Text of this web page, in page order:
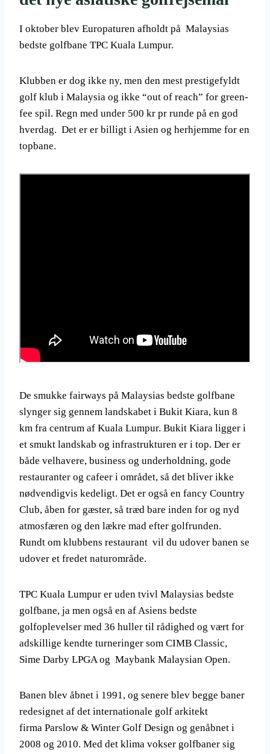
I oktober blev Europaturen afholdt på Malaysias
bedste golfbane TPC Kuala Lumpur.
Klubben er dog ikke ny, men den mest prestigefyldt
golf klub i Malaysia og ikke “out of reach” for green-
fee spil. Regn med under 500 kr pr runde på en god
hverdag. Det er er billigt i Asien og herhjemme for en
topbane.
De smukke fairways på Malaysias bedste golfbane
slynger sig gennem landskabet i Bukit Kiara, kun 8
km fra centrum af Kuala Lumpur. Bukit Kiara ligger i
et smukt landskab og infrastrukturen er i top. Der er
både velhavere, business og underholdning, gode
restauranter og cafeer i området, så det bliver ikke
nødvendigvis kedeligt. Det er også en fancy Country
Club, åben for gæster, så træd bare inden for og nyd
atmosfæren og den lækre mad efter golfrunden.
Rundt om klubbens restaurant vil du udover banen se
udover et fredet naturområde.
TPC Kuala Lumpur er uden tvivl Malaysias bedste
golfbane, ja men også en af Asiens bedste
golfoplevelser med 36 huller til rådighed og vært for
adskillige kendte turneringer som CIMB Classic,
Sime Darby LPGA og Maybank Malaysian Open.
Banen blev åbnet i 1991, og senere blev begge baner
redesignet af det internationale golf arkitekt
firma Parslow & Winter Golf Design og genåbnet i
2008 og 2010. Med det klima vokser golfbaner sig